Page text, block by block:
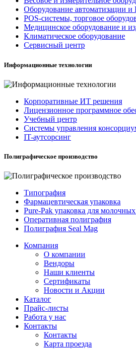
Оборудование автоматизации
POS-системы, торговое
Медицинское оборудование и
Климатическое оборудование
Сервисный центр
Информационные технологии
Корпоративные ИТ решения
Лицензионное программное
Учебный центр
Системы управления
IT-аутсорсинг
Полиграфическое производство
Типография
Фармацевтическая упаковка
Pure-Pak упаковка для
Оперативная полиграфия
Полиграфия Seal Mag
Компания
О компании
Вендоры
Наши клиенты
Сертификаты
Новости и Акции
Каталог
Прайс-листы
Работа у нас
Контакты
Контакты
Карта проезда